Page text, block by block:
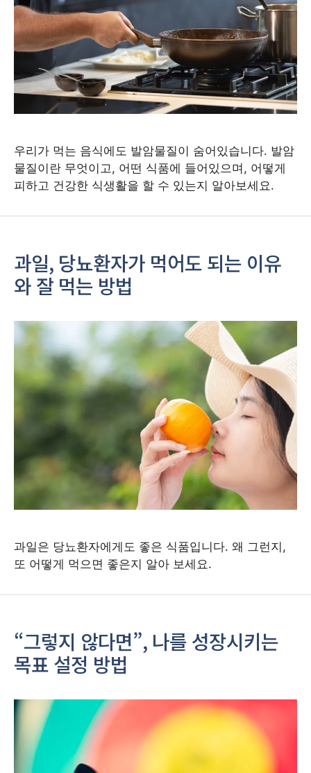
우리가 먹는 음식에도 발암물질이 숨어있습니다. 발암
물질이란 무엇이고, 어떤 식품에 들어있으며, 어떻게
피하고 건강한 식생활을 할 수 있는지 알아보세요.
과일, 당뇨환자가 먹어도 되는 이유
와 잘 먹는 방법
과일은 당뇨환자에게도 좋은 식품입니다. 왜 그런지,
또 어떻게 먹으면 좋은지 알아 보세요.
“그렇지 않다면”, 나를 성장시키는
목표 설정 방법